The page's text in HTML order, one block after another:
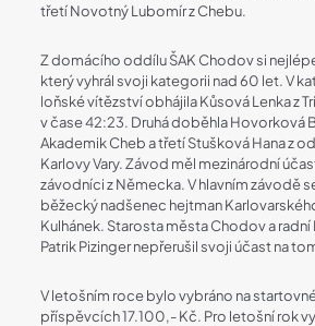
třetí Novotný Lubomír z Chebu.
Z domácího oddílu ŠAK Chodov si
který vyhrál svoji kategorii nad 60 let. V
loňské vítězství obhájila Kůsová Lenka z
v čase 42:23. Druhá doběhla Hovorková
Akademik Cheb a třetí Stušková Hana z
Karlovy Vary. Závod měl mezinárodní
závodníci z Německa. V hlavním závodě
běžecký nadšenec hejtman
Kulhánek. Starosta města Chodov a
Patrik Pizinger nepřerušil svoji účast na
V letošním roce bylo vybráno na
příspěvcích 17.100,- Kč. Pro letošní rok